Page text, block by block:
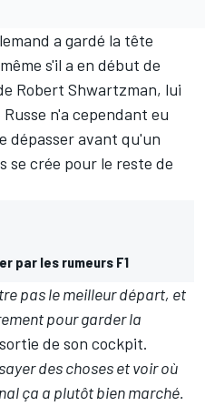
a gardé la tête
s'il a en début de
Robert Shwartzman, lui
n'a cependant eu
dépasser avant qu'un
se crée pour le reste de
par les rumeurs F1
pas le meilleur départ, et
pour garder la
de son cockpit.
des choses et voir où
ça a plutôt bien marché.